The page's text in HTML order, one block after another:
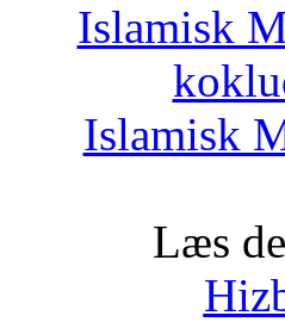
Islamisk
Islamisk
Læs